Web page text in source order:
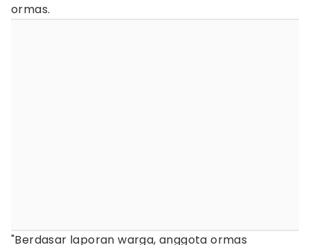
ormas.
"Berdasar laporan warga, anggota ormas